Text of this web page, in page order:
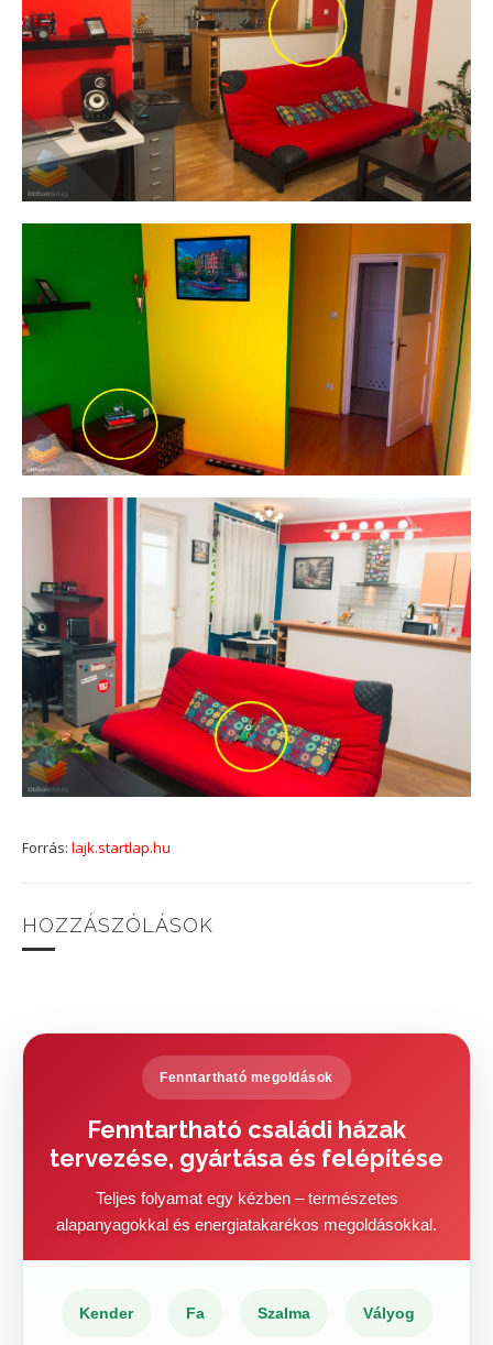
Forrás: lajk.startlap.hu
HOZZÁSZÓLÁSOK
Fenntartható megoldások
Fenntartható családi házak
tervezése, gyártása és felépítése
Teljes folyamat egy kézben – természetes
alapanyagokkal és energiatakarékos megoldásokkal.
Kender Fa Szalma Vályog